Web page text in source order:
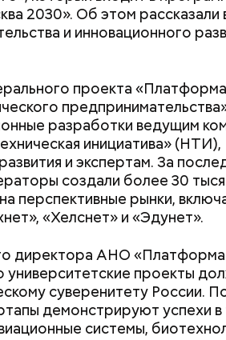
2030». Об этом рассказали
и инновационного
проекта «Платформа
разработки ведущим
инициатива» (НТИ),
и экспертам. За
создали более 30
перспективные рынки,
«Хелснет» и «Эдунет».
директора АНО
университетские проекты
суверенитету России.
демонстрируют успехи в
системы,
о льготах и скидках
улицы районов.
смогут как отдыхать, так и
и велодорожкам.
какой именно дом стал
самой популярной — это
Здесь жили друзья
часто приходил к ним в гости